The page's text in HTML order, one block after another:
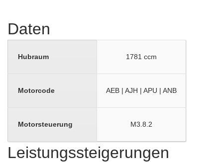
Daten
Hubraum 1781 ccm
Motorcode AEB | AJH | APU | ANB
Motorsteuerung M3.8.2
Leistungssteigerungen